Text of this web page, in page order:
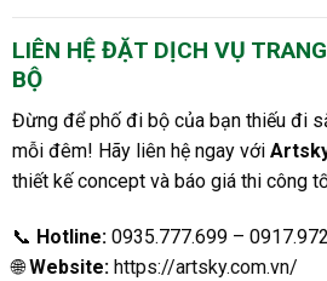
LIÊN HỆ ĐẶT DỊCH VỤ
BỘ
Đừng để phố đi bộ của bạn thiếu đi
mỗi đêm! Hãy liên hệ ngay với
thiết kế concept và báo giá thi công
📞 Hotline:0935.777.699 –
🌐Website: https://artsky.com.vn/